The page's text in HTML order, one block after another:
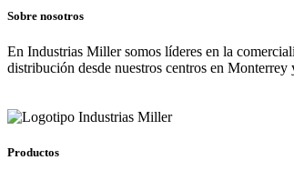
Sobre nosotros
En Industrias Miller somos líderes en la
distribución desde nuestros centros en
Productos